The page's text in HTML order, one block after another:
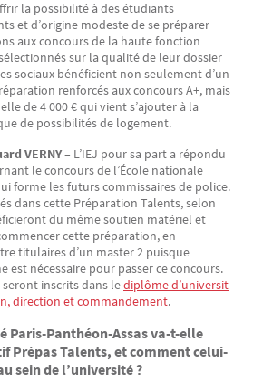
la possibilité à des étudiants
et d’origine modeste de se préparer
aux concours de la haute fonction
sur la qualité de leur dossier
sociaux bénéficient non seulement d’un
renforcés aux concours A+, mais
de 4 000 € qui vient s’ajouter à la
de possibilités de logement.
VERNY – L’IEJ pour sa part a répondu
le concours de l’École nationale
forme les futurs commissaires de police.
dans cette Préparation Talents, selon
du même soutien matériel et
cette préparation, en
titulaires d’un master 2 puisque
est nécessaire pour passer ce concours.
inscrits dans lediplôme d’universit
direction et commandement.
Paris-Panthéon-Assas va-t-elle
Prépas Talents, et comment celui-
sein de l’université ?